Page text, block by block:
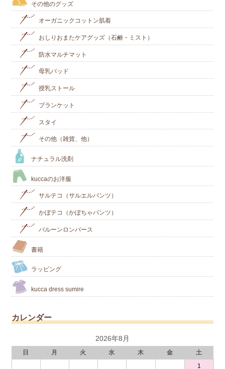
その他のグッズ
オーガニックコットン肌着
おしりおまたケアグッズ（石鹸・ミスト）
防水マルチマット
母乳パッド
授乳ストール
ブランケット
スタイ
その他（雑貨、他）
ナチュラル洗剤
kuccaのお洋服
サルテコ（サルエルパンツ）
かぼテコ（かぼちゃパンツ）
バルーンロンパース
書籍
ラッピング
kucca dress sumire
カレンダー
2026年8月
日 月 火 水 木 金
土
1